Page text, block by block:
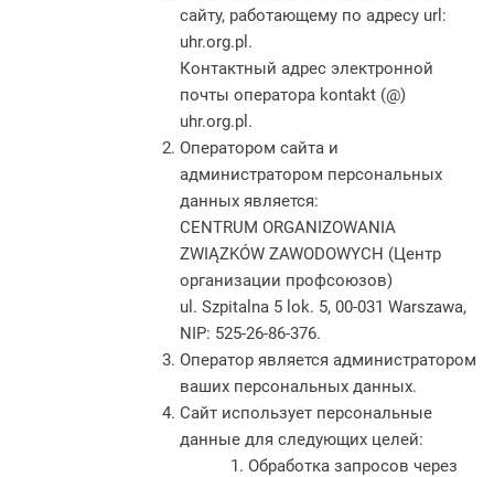
сайту, работающему по адресу url:
uhr.org.pl.
Контактный адрес электронной
почты оператора kontakt (@)
uhr.org.pl.
Оператором сайта и
администратором персональных
данных является:
CENTRUM ORGANIZOWANIA
ZWIĄZKÓW ZAWODOWYCH (Центр
организации профсоюзов)
ul. Szpitalna 5 lok. 5, 00-031 Warszawa,
NIP: 525-26-86-376.
Оператор является администратором
ваших персональных данных.
Сайт использует персональные
данные для следующих целей:
Обработка запросов через